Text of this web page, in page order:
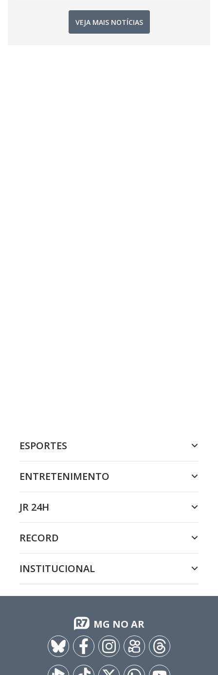
VEJA MAIS NOTÍCIAS
ESPORTES
ENTRETENIMENTO
JR 24H
RECORD
INSTITUCIONAL
MG NO AR